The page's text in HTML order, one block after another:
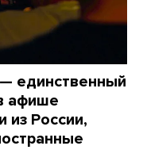
единственный
афише
из России,